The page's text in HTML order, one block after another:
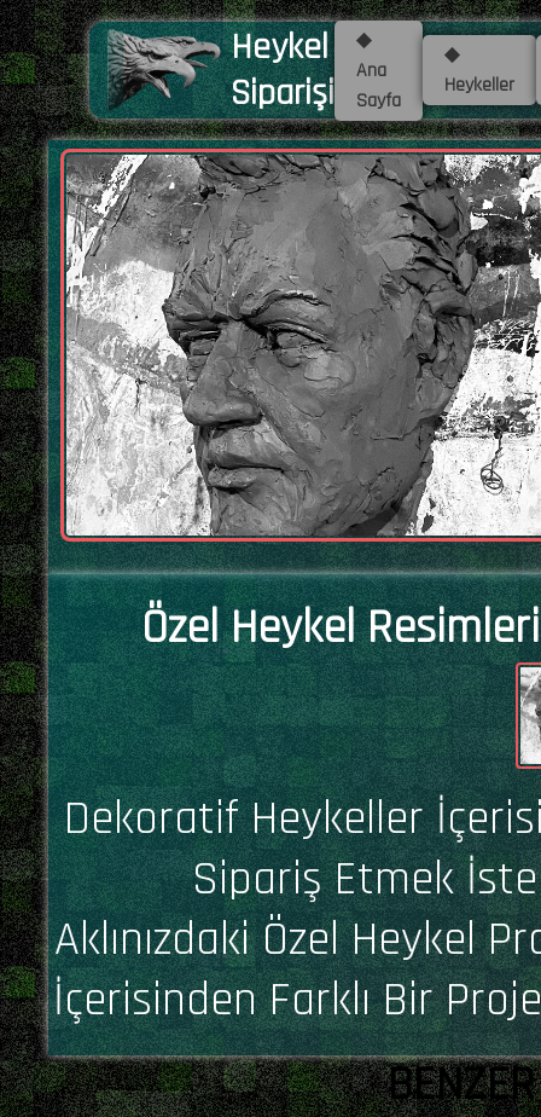
Heykel
Siparişi
◆
Ana
Sayfa
◆
Heykeller
Özel Heykel
Dekoratif Heykeller
Sipariş Etmek
Aklınızdaki Özel Heykel
İçerisinden Farklı Bir